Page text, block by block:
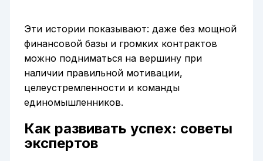
Эти истории показывают: даже без мощной
финансовой базы и громких контрактов
можно подниматься на вершину при
наличии правильной мотивации,
целеустремленности и команды
единомышленников.
Как развивать успех: советы
экспертов